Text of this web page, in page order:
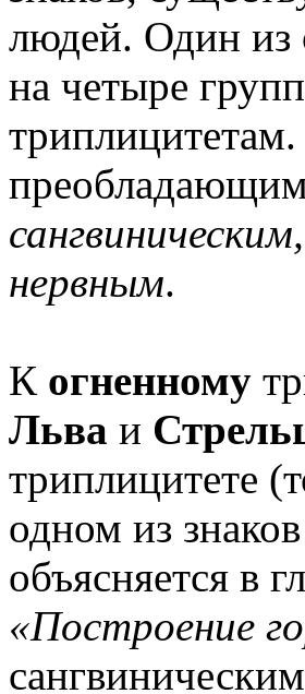
людей. Один из
на четыре
нервным.
К огненному
Льва и
триплицитете
одном из
объясняется в
«Построение